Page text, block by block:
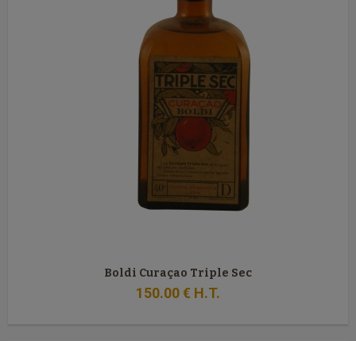
Boldi Curaçao Triple Sec
150.00€ H.T.